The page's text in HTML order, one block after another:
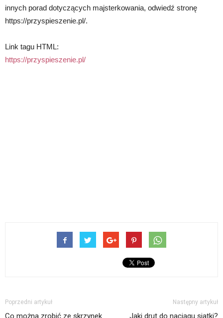
innych porad dotyczących majsterkowania, odwiedź stronę
https://przyspieszenie.pl/.
Link tagu HTML:
https://przyspieszenie.pl/
Poprzedni artykuł
Co można zrobić ze skrzynek
Następny artykuł
Jaki drut do naciągu siatki?